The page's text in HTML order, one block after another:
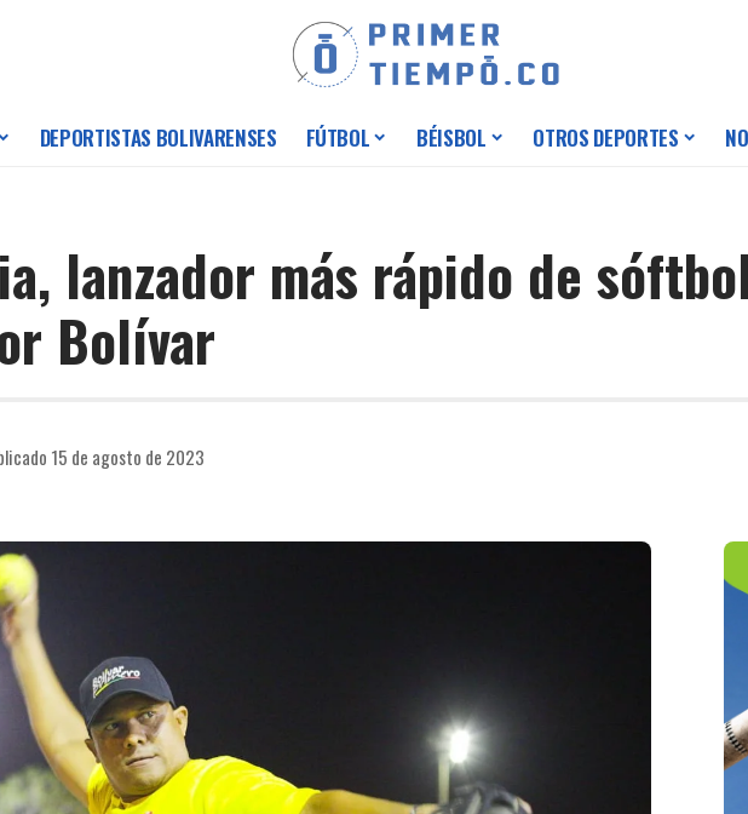
DEPORTISTAS BOLIVARENSES FÚTBOL BÉISBOL OTROS DEPORTES
lanzador más rápido de
Bolívar
15 de agosto de 2023